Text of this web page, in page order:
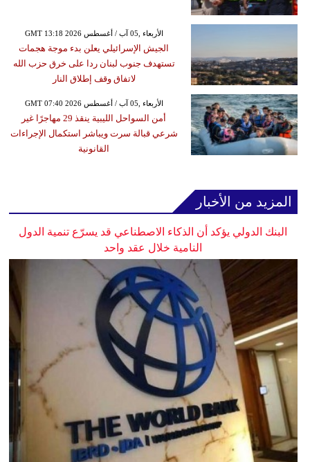
GMT 13:18 2026 الأربعاء ,05 آب / أغسطس
الجيش الإسرائيلي يعلن بدء موجة هجمات
تستهدف جنوب لبنان ردا على خرق حزب الله
لاتفاق وقف إطلاق النار
GMT 07:40 2026 الأربعاء ,05 آب / أغسطس
أمن السواحل الليبية ينقذ 29 مهاجرًا غير
شرعي قبالة سرت ويباشر استكمال الإجراءات
القانونية
المزيد من الأخبار
البنك الدولي يؤكد أن الذكاء الاصطناعي قد يسرّع تنمية الدول
النامية خلال عقد واحد